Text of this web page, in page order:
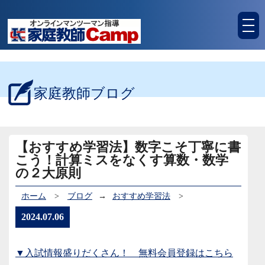
家庭教師ブログ
【おすすめ学習法】数字こそ丁寧に書
こう！計算ミスをなくす算数・数学
の２大原則
ホーム > ブログ → おすすめ学習法 >
2024.07.06
▼入試情報盛りだくさん！ 無料会員登録はこちら